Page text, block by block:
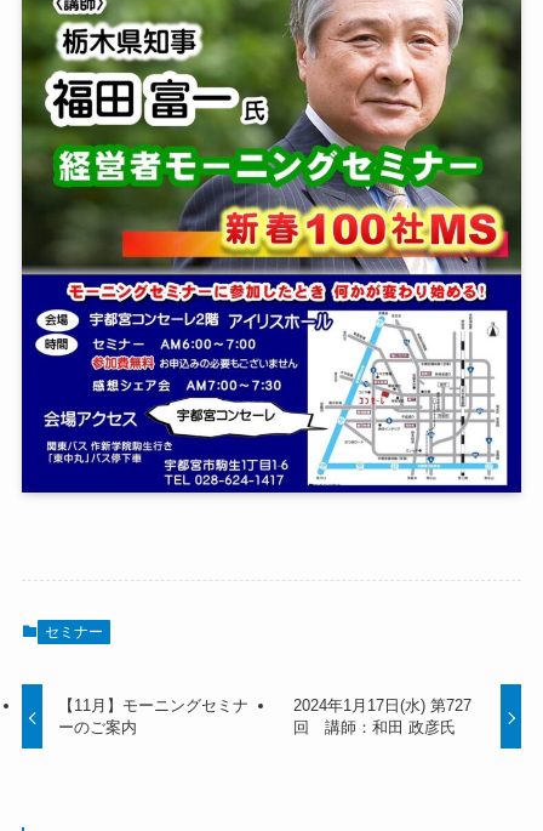
セミナー
【11月】モーニングセミナ
ーのご案内
2024年1月17日(水) 第727
回 講師：和田 政彦氏